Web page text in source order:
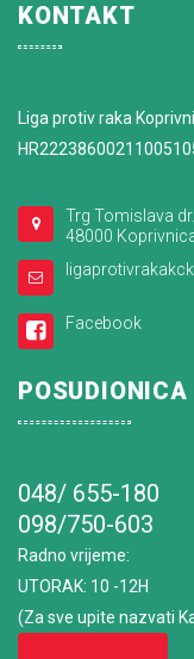
KONTAKT
Liga protiv raka
Trg Tomislava
48000
Facebook
048/ 655-180
098/750-603
Radno vrijeme:
UTORAK: 10 -12H
(Za sve upite nazvati